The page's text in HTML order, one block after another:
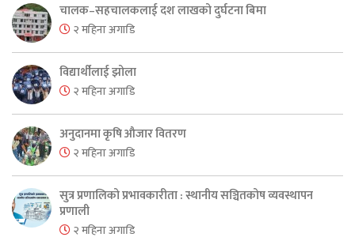
चालक–सहचालकलाई दश लाखको दुर्घटना बिमा
२ महिना अगाडि
विद्यार्थीलाई झोला
२ महिना अगाडि
अनुदानमा कृषि औजार वितरण
२ महिना अगाडि
सुत्र प्रणालिको प्रभावकारीता : स्थानीय सञ्चितकोष व्यवस्थापन
प्रणाली
२ महिना अगाडि